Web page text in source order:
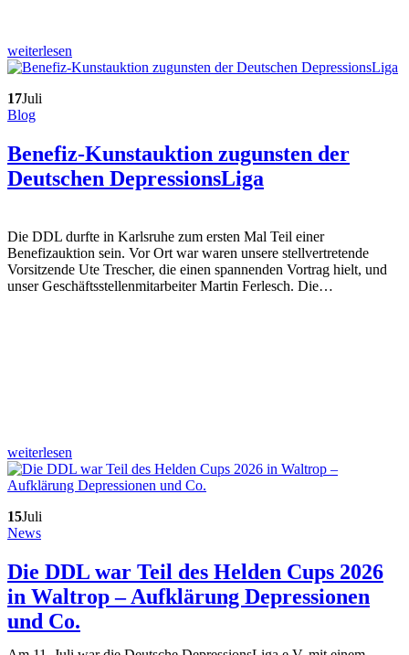
weiterlesen
17Juli
Blog
Benefiz-Kunstauktion zugunsten der
Deutschen DepressionsLiga
Die DDL durfte in Karlsruhe zum ersten Mal Teil einer
Benefizauktion sein. Vor Ort war waren unsere stellvertretende
Vorsitzende Ute Trescher, die einen spannenden Vortrag hielt, und
unser Geschäftsstellenmitarbeiter Martin Ferlesch. Die…
weiterlesen
15Juli
News
Die DDL war Teil des Helden Cups 2026
in Waltrop – Aufklärung Depressionen
und Co.